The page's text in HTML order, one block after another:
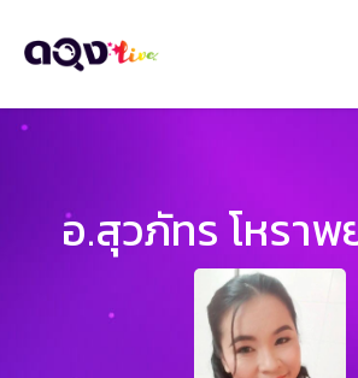
อ.สุวภัทร โหรา